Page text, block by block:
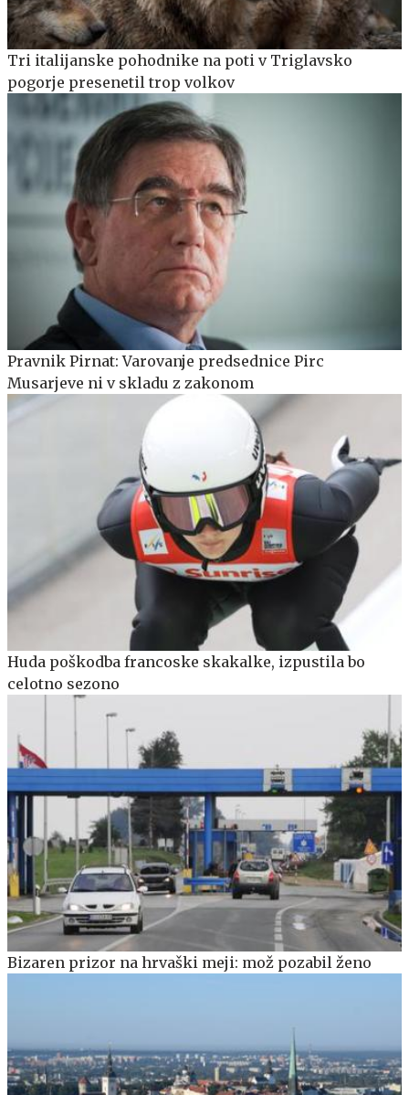
Tri italijanske pohodnike na poti v Triglavsko
pogorje presenetil trop volkov
Pravnik Pirnat: Varovanje predsednice Pirc
Musarjeve ni v skladu z zakonom
Huda poškodba francoske skakalke, izpustila bo
celotno sezono
Bizaren prizor na hrvaški meji: mož pozabil ženo